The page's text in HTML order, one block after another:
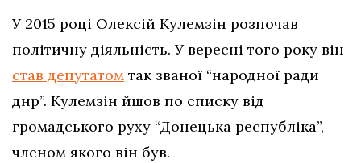
У 2015 році Олексій Кулемзін розпочав
політичну діяльність. У вересні того року він
став депутатом так званої “народної ради
днр”. Кулемзін йшов по списку від
громадського руху “Донецька республіка”,
членом якого він був.